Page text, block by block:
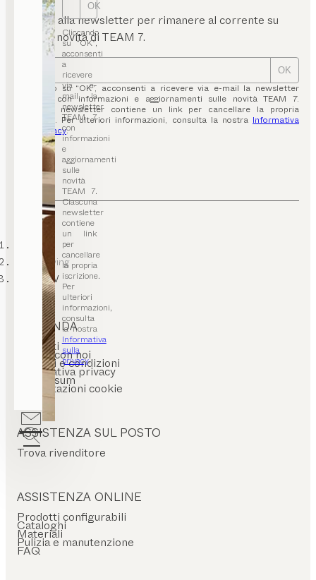
OK
Cliccando
su “OK”,
acconsenti
a
ricevere
via e-
mail la
newsletter
TEAM 7
con
informazioni
e
aggiornamenti
sulle
novità
TEAM 7.
Ciascuna
newsletter
contiene
un link
per
cancellare
la propria
iscrizione.
Per
ulteriori
informazioni,
consulta
la nostra
Informativa
sulla
privacy.
Iscriviti alla newsletter per rimanere al corrente su
tutte le novità di TEAM 7.
OK
Cliccando su “OK”, acconsenti a ricevere via e-mail la newsletter
TEAM 7 con informazioni e aggiornamenti sulle novità TEAM 7.
Ciascuna newsletter contiene un link per cancellare la propria
iscrizione. Per ulteriori informazioni, consulta la nostra Informativa
sulla privacy.
Mobili living
Mobili TV
L’AZIENDA
Contatti
Lavora con noi
Termini e condizioni
Informativa privacy
Impressum
Impostazioni cookie
ASSISTENZA SUL POSTO
Trova rivenditore
ASSISTENZA ONLINE
Prodotti configurabili
Cataloghi
Materiali
Pulizia e manutenzione
FAQ